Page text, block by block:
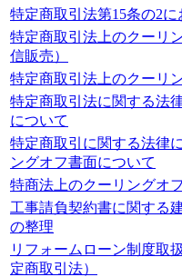
特定商取引法第15条の2
特定商取引法上のクーリ
信販売）
特定商取引法上のクーリ
特定商取引法に関する法
について
特定商取引に関する法律
ングオフ書面について
特商法上のクーリングオ
工事請負契約書に関する
の整理
リフォームローン制度取
定商取引法）